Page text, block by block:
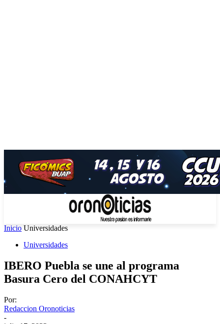
Inicio Universidades
Universidades
IBERO Puebla se une al programa
Basura Cero del CONAHCYT
Por:
Redaccion Oronoticias
-